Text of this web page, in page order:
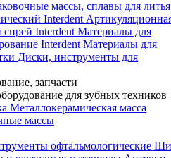
массы, сплавы для литья
Interdent
Interdent Материалы для
Interdent Материалы для
Диски, инструменты для
запчасти
для зубных техников
Металлокерамическая масса
массы
офтальмологические